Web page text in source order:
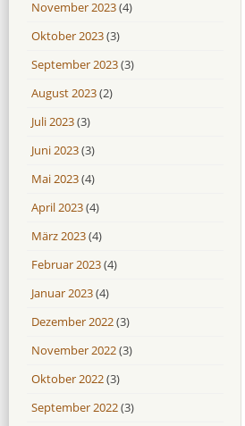
November 2023(4)
Oktober 2023(3)
September 2023(3)
August 2023(2)
Juli 2023(3)
Juni 2023(3)
Mai 2023(4)
April 2023(4)
März 2023(4)
Februar 2023(4)
Januar 2023(4)
Dezember 2022(3)
November 2022(3)
Oktober 2022(3)
September 2022(3)